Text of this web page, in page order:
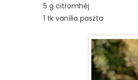
5 g citromhéj
1 tk vanília paszta